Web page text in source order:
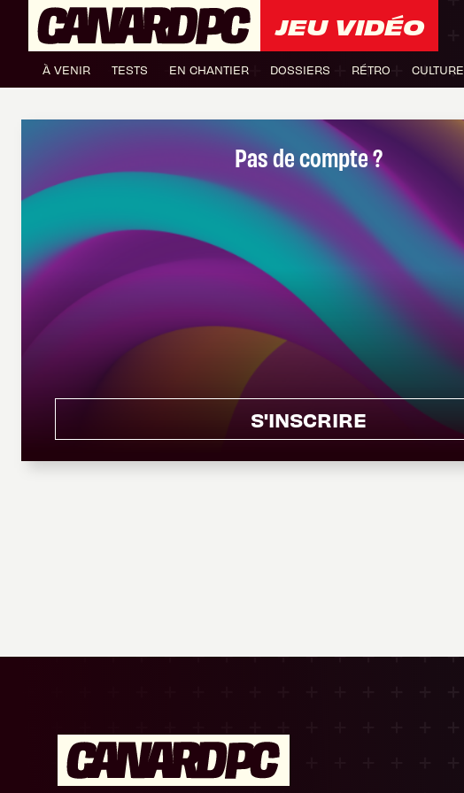
JEU VIDÉO
À VENIR TESTS EN CHANTIER DOSSIERS RÉTRO CULTURE
Pas de compte ?
S'INSCRIRE